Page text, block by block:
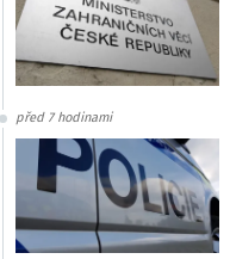
před 7 hodinami